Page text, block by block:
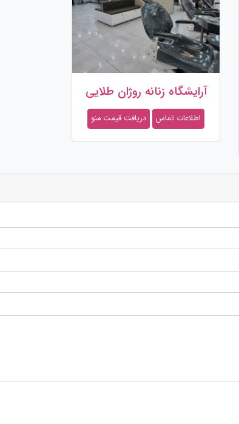
آرایشگاه زنانه روژان طلایی
اطلاعات تماس دریافت قیمت منو